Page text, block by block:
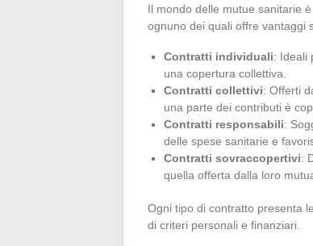
Il mondo delle mutue sanitarie
ognuno dei quali offre vantaggi
Contratti individuali: Ideali
una copertura collettiva.
Contratti collettivi: Offerti
una parte dei contributi è
Contratti responsabili:
delle spese sanitarie e
Contratti sovraccopertivi:
quella offerta dalla loro
Ogni tipo di contratto presenta
di criteri personali e finanziari.